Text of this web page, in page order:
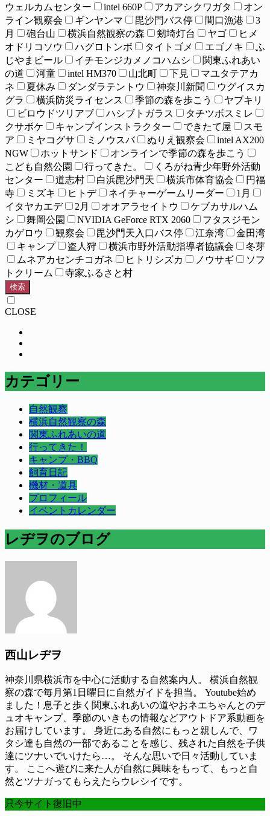
ウェルカムセンター
intel 660P アカアシクワガタ
オン
ライン観察会
ギンヤンマ 毘沙門バス停 間口漁港
3
月
砲台山 横浜自然観察の森 剱埼灯台 ヤゴ
ヒメ
オドリコソウ
ハグロトンボ タイトゴメ エゴノキ
ふ
じやまビール
イチモンジカメノコハムシ
関東ふれあい
の道
河童 intel HM370 山北町 下見
マユタテアカ
ネ
夏休み ダンダラテントウ 神奈川新聞
ウグイスカ
グラ
横浜防災ライセンス 季節の森を歩こう
ヤブキリ
ビロウドツリアブ
ハシブトガラス
タチツボスミレ
クサボケ
キャンプインストラクター できたて屋
スモ
ア
ミヤコグサ ミノウスバ ぬりえ観察会
intel AX200
NGW
ホットサンド
オンラインで季節の森を歩こう
こども自然公園
行ってきた。
くろがね青少年野外活動
センター
道志村 白浜毘沙門天 横浜市体育協会
円福
寺
ミズキ ヒトデ ネイチャーゲームリーダー
1月
イタヤカエデ
2月 オオアラセイトウ
ケブカサルハム
シ
舞岡公園 NVIDIA GeForce RTX 2060
フタスジモン
カゲロウ
観察会 毘沙門天入口バス停 江奈湾
金田湾
キャンプ
盗人狩 横浜市野外活動指導者協議会
冬芽
ムネアカセンチコガネ
ヒトリシズカ ノウサギ
ソフ
トクリーム
寺家ふるさと村
検索
CLOSE
カテゴリー
自然観察
横浜自然観察の森
関東ふれあいの道
行ってきた！
キャンプ・BBQ
飼育日記
機材・道具
プロフィール
イベントカレンダー
レヂヲのブログ
西山レヂヲ
神奈川県横浜市を中心に活動する自然案内人。 横浜自然観
察の森で毎月第1日曜日に自然ガイドを担当。 Youtube始め
ました！息子と歩く関東ふれあいの道やおネエちゃんとのデ
ュオキャンプ、季節のいきもの情報などアウトドア系動画を
お届けしています。 身近にある自然にもっと親しんで、ワ
タシ達も自然の一部であることを感じ、残された自然を子供
達にツナいでいけたら…。 そんな思いで日々活動していま
す。 ここへ遊びに来た人が自然に興味をもって、もっと自
然とツナガってもらえたらウレシイです。
只今サイト復旧中